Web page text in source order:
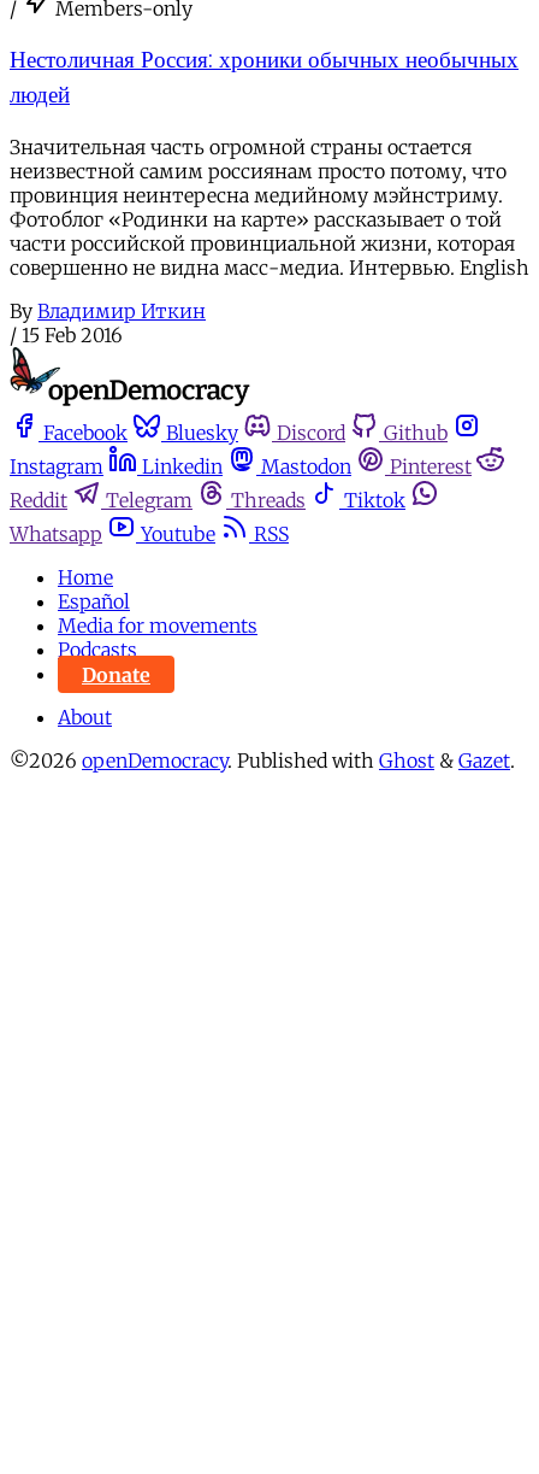
/ Members-only
Нестоличная Россия: хроники обычных необычных
людей
Значительная часть огромной страны остается
неизвестной самим россиянам просто потому, что
провинция неинтересна медийному мэйнстриму.
Фотоблог «Родинки на карте» рассказывает о той
части российской провинциальной жизни, которая
совершенно не видна масс-медиа. Интервью. English
By Владимир Иткин
/ 15 Feb 2016
Facebook Bluesky Discord
Github
Instagram
Linkedin Mastodon
Pinterest
Reddit
Telegram Threads
Tiktok
Whatsapp
Youtube
RSS
Home
Español
Media for movements
Podcasts
Donate
About
©2026 openDemocracy. Published with Ghost & Gazet.